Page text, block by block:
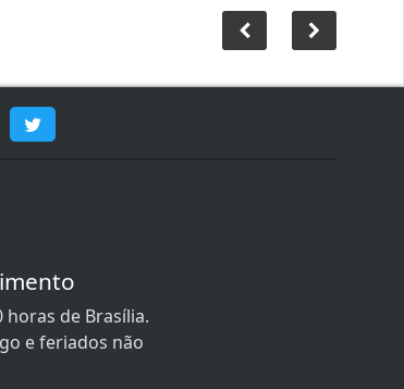
horas de Brasília.
e feriados não